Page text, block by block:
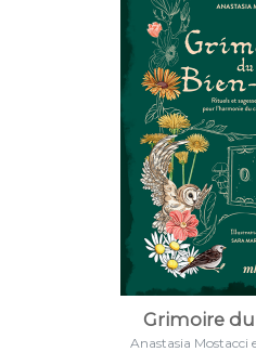
Grimoire
Anastasia Mostacci